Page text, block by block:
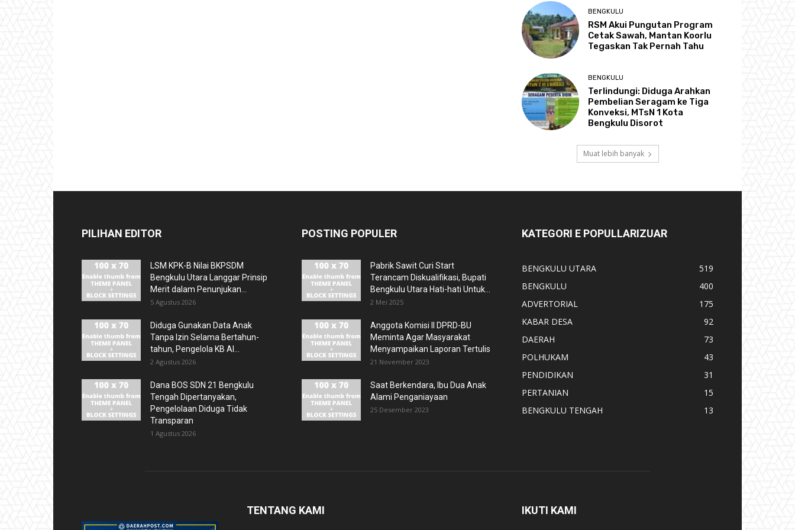
BENGKULU
RSM Akui Pungutan Program
Cetak Sawah, Mantan Koorlu
Tegaskan Tak Pernah Tahu
BENGKULU
Terlindungi: Diduga Arahkan
Pembelian Seragam ke Tiga
Konveksi, MTsN 1 Kota
Bengkulu Disorot
Muat lebih banyak
PILIHAN EDITOR
LSM KPK-B Nilai BKPSDM
Bengkulu Utara Langgar Prinsip
Merit dalam Penunjukan...
5 Agustus 2026
Diduga Gunakan Data Anak
Tanpa Izin Selama Bertahun-
tahun, Pengelola KB Al...
2 Agustus 2026
Dana BOS SDN 21 Bengkulu
Tengah Dipertanyakan,
Pengelolaan Diduga Tidak
Transparan
1 Agustus 2026
POSTING POPULER
Pabrik Sawit Curi Start
Terancam Diskualifikasi, Bupati
Bengkulu Utara Hati-hati Untuk...
2 Mei 2025
Anggota Komisi II DPRD-BU
Meminta Agar Masyarakat
Menyampaikan Laporan Tertulis
21 November 2023
Saat Berkendara, Ibu Dua Anak
Alami Penganiayaan
25 Desember 2023
KATEGORI E POPULLARIZUAR
BENGKULU UTARA
519
BENGKULU
400
ADVERTORIAL
175
KABAR DESA
92
DAERAH
73
POLHUKAM
43
PENDIDIKAN
31
PERTANIAN
15
BENGKULU TENGAH
13
TENTANG KAMI IKUTI KAMI